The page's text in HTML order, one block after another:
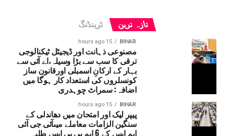
تازہ ترین ٹرینڈنگ
BIHAR
15 hours ago
مصنوعی ذہانت اور ڈیجیٹل ٹیکنالوجی
ترقی کا سب سے بڑا وسیلہ،اے آئی سے
بہار کے ارکانِ اسمبلی اورقانون ساز
کونسلروں کی استعداد کار ہوگا میں
اضافہ: سمراٹ چوہدری
BIHAR
15 hours ago
پیپر لیک اور امتحان میں دھاندلی کے
سنگین الزامات معاملے میںآئی جی آئی
ایم ایس کے 6 ایم بی بی ایس طلبہ